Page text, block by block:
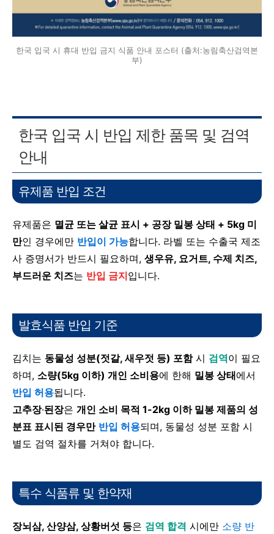
한국 입국 시 휴대 반입 금지 식품 안내 포스터 (출처:농림축산검역본
부)
한국 입국 시 반입 제한 품목 및 검역
안내
유제품 반입 조건
유제품은 멸균 또는 살균 표시 + 공장 밀봉 상태 + 5kg 미
만인 경우에만 반입이 가능합니다. 라벨 또는 수출국 제조
사 증명서가 반드시 필요하며, 생우유, 요거트, 수제 치즈,
부드러운 치즈는 반입 금지입니다.
발효식품 반입 기준
김치는 동물성 성분(젓갈, 새우젓 등) 포함시 검역이 필요
하며, 소량(5kg 이하) 개인 소비용에 한해 밀봉 상태에서
반입 허용됩니다.
고추장·된장은 개인 소비 목적 1-2kg 이하 밀봉 제품의 성
분표 표시된 경우만 반입 허용되며, 동물성 성분 포함 시
별도 검역 절차를 거쳐야 합니다.
특수 식품류 및 한약재
장뇌삼, 산양삼, 상황버섯 등은 검역 합격 시에만 소량 반